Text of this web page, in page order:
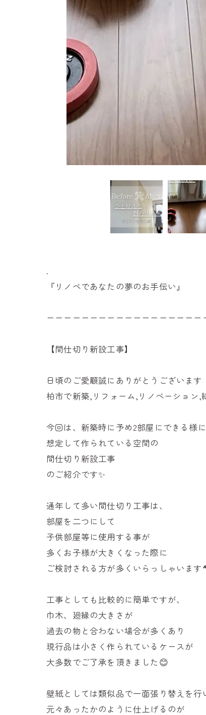
.
『リノベであなたの夢のお手伝い』
ーーーーーーーーーーーーーーーーーー
【間仕切り新設工事】
日頃のご愛顧誠にありがとうございます
柏市で新築,リフォーム,リノベーション
今回は、新築時に予め2部屋にできる様に
想定して作られている空間の
間仕切り新設工事
のご紹介です✨
通年して多い間仕切り工事は、
部屋を二つにして
子供部屋等に使用する事が
多くお子様が大きくなった際に
ご検討される方が多くいらっしゃいます
工事としても比較的に簡単ですが、
巾木、廻縁の大きさが
過去の物と合わない場合が多くあり
現行品は小さく作られているケースが
大多数でご了承を頂きました😊
壁紙としては類似品で一面張り替えを行
元々あったかのように仕上げるのが